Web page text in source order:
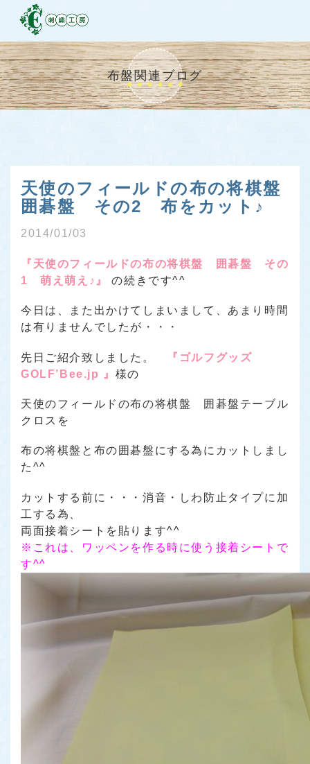
布盤関連ブログ
天使のフィールドの布の将棋盤
囲碁盤 その2 布をカット♪
2014/01/03
『天使のフィールドの布の将棋盤 囲碁盤 その
1 萌え萌え♪』
の続きです^^
今日は、また出かけてしまいまして、あまり時間
は有りませんでしたが・・・
先日ご紹介致しました。
『ゴルフグッズ
GOLF’Bee.jp 』 様の
天使のフィールドの布の将棋盤 囲碁盤テーブル
クロスを
布の将棋盤と布の囲碁盤にする為にカットしまし
た^^
カットする前に・・・消音・しわ防止タイプに加
工する為、
両面接着シートを貼ります^^
※これは、ワッペンを作る時に使う接着シートで
す^^